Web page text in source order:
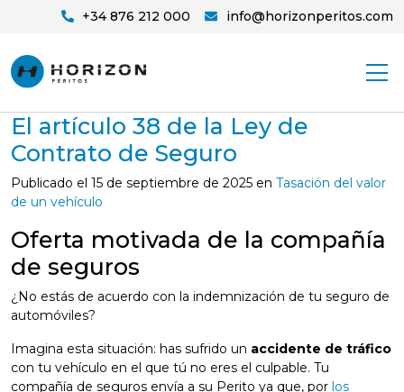
+34 876 212 000 info@horizonperitos.com
El artículo 38 de la Ley de
Contrato de Seguro
Publicado el 15 de septiembre de 2025 en Tasación del valor
de un vehículo
Oferta motivada de la compañía
de seguros
¿No estás de acuerdo con la indemnización de tu seguro de
automóviles?
Imagina esta situación: has sufrido un accidente de tráfico
con tu vehículo en el que tú no eres el culpable. Tu
compañía de seguros envía a su Perito ya que, por los